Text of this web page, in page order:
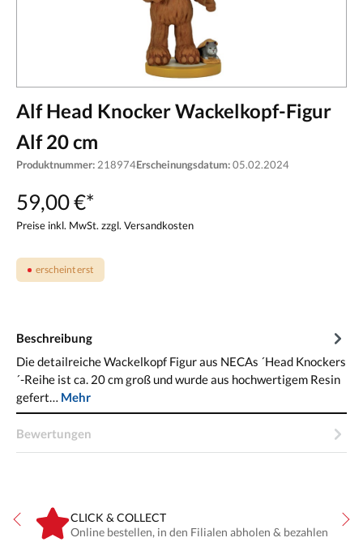
Alf Head Knocker Wackelkopf-Figur
Alf 20 cm
Produktnummer: 218974Erscheinungsdatum:05.02.2024
59,00 €*
Preise inkl. MwSt. zzgl. Versandkosten
erscheint erst
Beschreibung
Die detailreiche Wackelkopf Figur aus NECAs ´Head Knockers
´-Reihe ist ca. 20 cm groß und wurde aus hochwertigem Resin
gefert… Mehr
Bewertungen
CLICK & COLLECT
Online bestellen, in den Filialen abholen & bezahlen